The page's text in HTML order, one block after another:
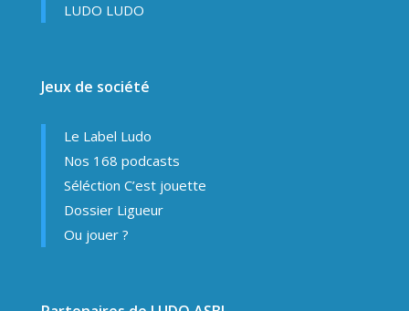
LUDO LUDO
Jeux de société
Le Label Ludo
Nos 168 podcasts
Séléction C’est jouette
Dossier Ligueur
Ou jouer ?